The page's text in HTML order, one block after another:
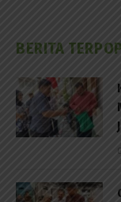
BERITA